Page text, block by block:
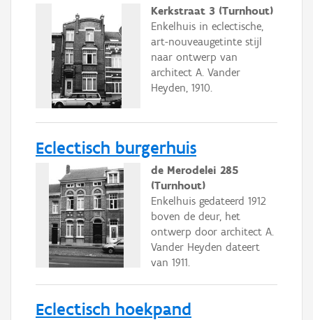
Kerkstraat 3 (Turnhout)
Enkelhuis in eclectische,
art-nouveaugetinte stijl
naar ontwerp van
architect A. Vander
Heyden, 1910.
Eclectisch burgerhuis
de Merodelei 285
(Turnhout)
Enkelhuis gedateerd 1912
boven de deur, het
ontwerp door architect A.
Vander Heyden dateert
van 1911.
Eclectisch hoekpand